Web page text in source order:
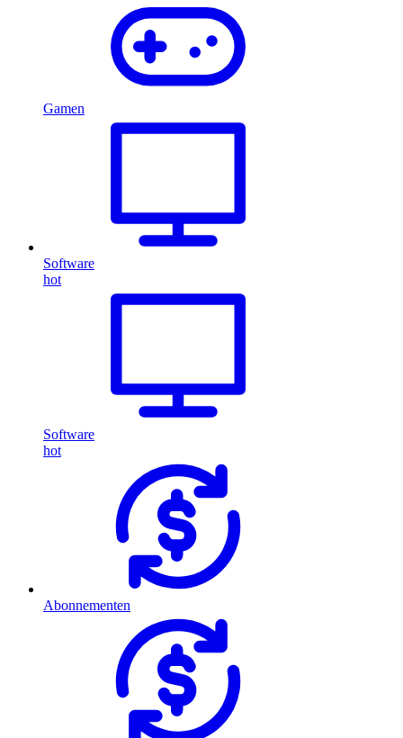
Gamen
Software
hot
Software
hot
Abonnementen